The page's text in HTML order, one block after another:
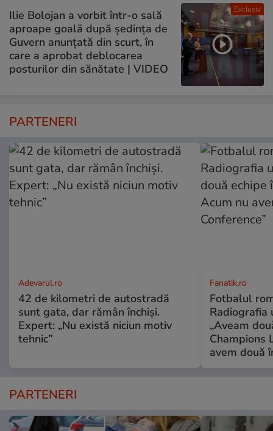
Exclusiv
Ilie Bolojan a vorbit într-o sală
aproape goală după ședința de
Guvern anunțată din scurt, în
care a aprobat deblocarea
posturilor din sănătate | VIDEO
PARTENERI
Adevarul.ro
42 de kilometri de autostradă
sunt gata, dar rămân închiși.
Expert: „Nu există niciun motiv
tehnic”
Fanatik.ro
Fotbalul
Radiografia
„Aveam
Champions
avem două
PARTENERI